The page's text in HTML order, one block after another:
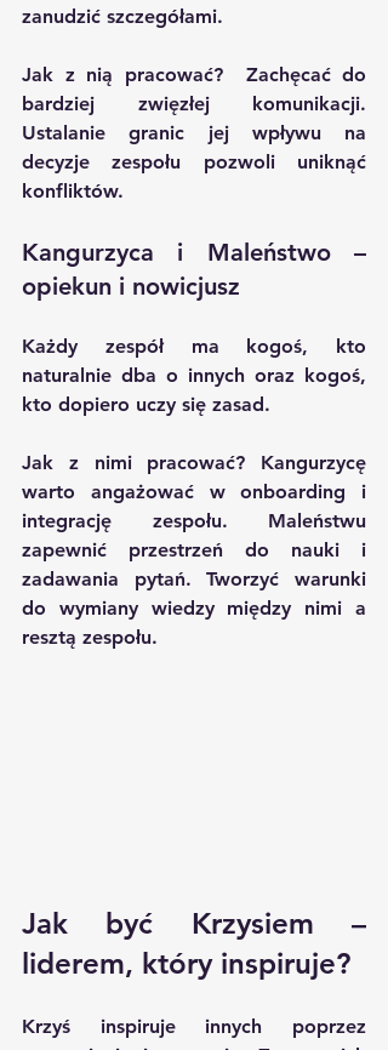
zanudzić szczegółami.
Jak z nią pracować?  Zachęcać do
bardziej zwięzłej komunikacji.
Ustalanie granic jej wpływu na
decyzje zespołu pozwoli uniknąć
konfliktów.
Kangurzyca i Maleństwo –
opiekun i nowicjusz
Każdy zespół ma kogoś, kto
naturalnie dba o innych oraz kogoś,
kto dopiero uczy się zasad.
Jak z nimi pracować? Kangurzycę
warto angażować w onboarding i
integrację zespołu. Maleństwu
zapewnić przestrzeń do nauki i
zadawania pytań. Tworzyć warunki
do wymiany wiedzy między nimi a
resztą zespołu.
Jak być Krzysiem –
liderem, który inspiruje?
Krzyś inspiruje innych poprzez